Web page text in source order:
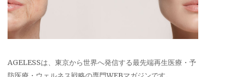
AGELESSは、東京から世界へ発信する最先端再生医療・予